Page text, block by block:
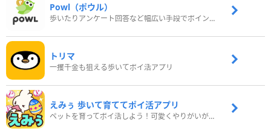
Powl（ポウル）
歩いたりアンケート回答など幅広い手段でポイントをゲット
トリマ
一攫千金も狙える歩いてポイ活アプリ
えみぅ 歩いて育ててポイ活アプリ
ペットを育ってポイ活しよう！可愛くやりがいがある新感覚アプリ